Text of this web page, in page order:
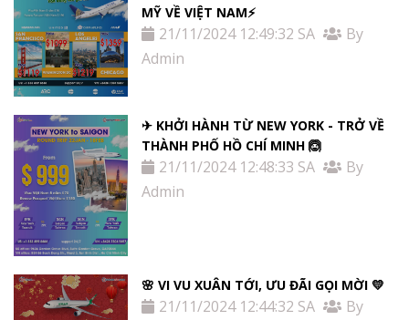
MỸ VỀ VIỆT NAM⚡️
21/11/2024 12:49:32 SA
By
Admin
✈ KHỞI HÀNH TỪ NEW YORK - TRỞ VỀ
THÀNH PHỐ HỒ CHÍ MINH 🙆
21/11/2024 12:48:33 SA
By
Admin
🌸 VI VU XUÂN TỚI, ƯU ĐÃI GỌI MỜI 💛
21/11/2024 12:44:32 SA
By